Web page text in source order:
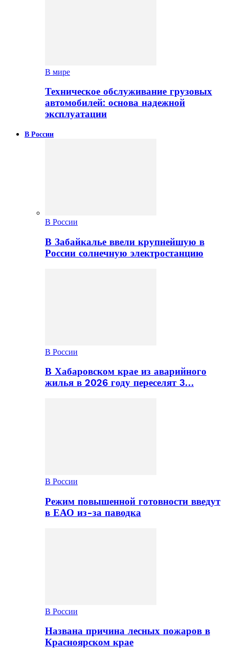
В мире
Техническое обслуживание грузовых
автомобилей: основа надежной
эксплуатации
В России
В России
В Забайкалье ввели крупнейшую в
России солнечную электростанцию
В России
В Хабаровском крае из аварийного
жилья в 2026 году переселят 3…
В России
Режим повышенной готовности введут
в ЕАО из-за паводка
В России
Названа причина лесных пожаров в
Красноярском крае